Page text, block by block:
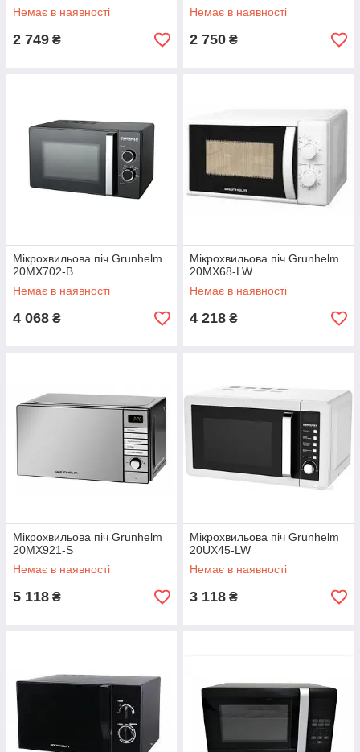
Немає в наявності
2 749 ₴
Немає в наявності
2 750 ₴
Мікрохвильова піч Grunhelm
20MX702-B
Немає в наявності
4 068 ₴
Мікрохвильова піч Grunhelm
20MX68-LW
Немає в наявності
4 218 ₴
Мікрохвильова піч Grunhelm
20MX921-S
Немає в наявності
5 118 ₴
Мікрохвильова піч Grunhelm
20UX45-LW
Немає в наявності
3 118 ₴